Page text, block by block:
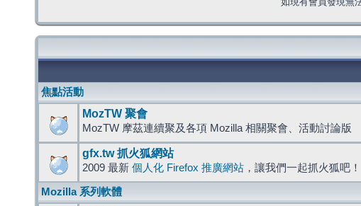
焦點活動
MozTW 聚會
MozTW 摩茲連續聚及各項 Mozilla 相關聚會、活動討論版
gfx.tw 抓火狐網站
2009 最新 個人化 Firefox 推廣網站 ，讓我們一起抓火狐吧！
Mozilla 系列軟體